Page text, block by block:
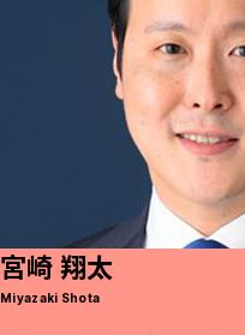
宮崎 翔太
Miyazaki Shota